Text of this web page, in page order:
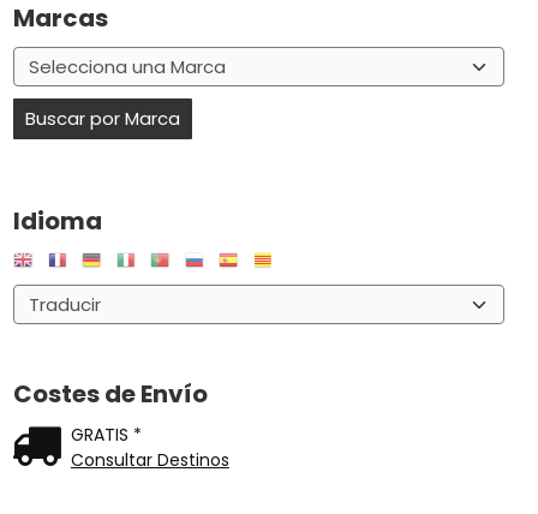
Marcas
Idioma
Costes de Envío
GRATIS *
Consultar Destinos